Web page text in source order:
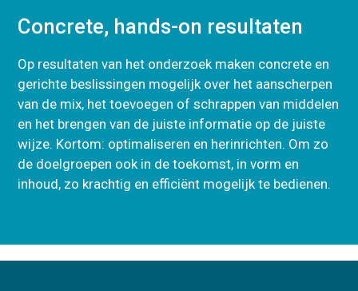
Concrete, hands-on resultaten
Op resultaten van het onderzoek maken concrete en
gerichte beslissingen mogelijk over het aanscherpen
van de mix, het toevoegen of schrappen van middelen
en het brengen van de juiste informatie op de juiste
wijze. Kortom: optimaliseren en herinrichten. Om zo
de doelgroepen ook in de toekomst, in vorm en
inhoud, zo krachtig en efficiënt mogelijk te bedienen.